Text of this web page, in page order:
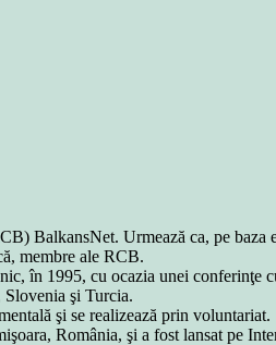
BalkansNet. Urmează ca, pe baza
membre ale RCB.
în 1995, cu ocazia unei conferinţe
şi Turcia.
şi se realizează prin voluntariat.
România, şi a fost lansat pe